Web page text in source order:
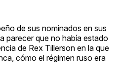
de sus nominados en sus
parecer que no había estado
de Rex Tillerson en la que
cómo el régimen ruso era